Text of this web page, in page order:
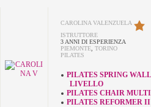
CAROLINA VALENZUELA
ISTRUTTORE
3 ANNI DI ESPERIENZA
PIEMONTE, TORINO
PILATES
PILATES SPRING
LIVELLO
PILATES CHAIR
PILATES REFORMER